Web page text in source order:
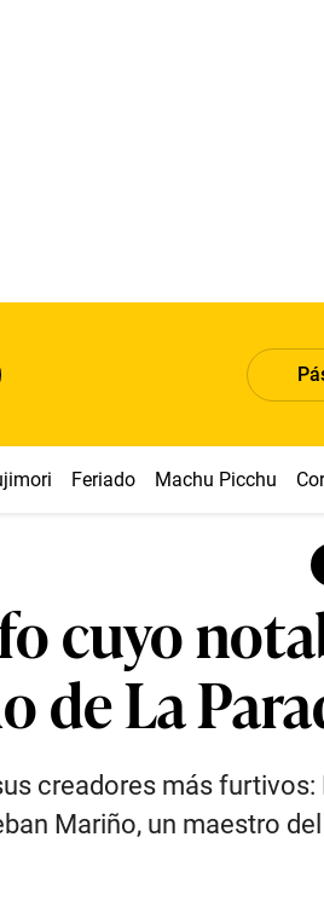
Feriado Machu Picchu
cuyo
de La
creadores más
Mariño, un maestro